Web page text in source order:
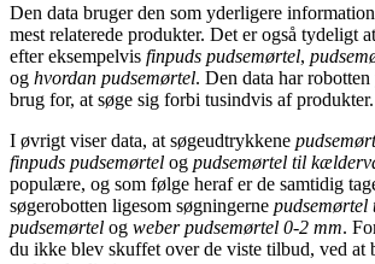
Den data bruger den som yderligere
mest relaterede produkter. Det er også tydeligt
efter eksempelvis finpuds pudsemørtel,
og hvordan pudsemørtel. Den data har
brug for, at søge sig forbi tusindvis af produkter.
I øvrigt viser data, at søgeudtrykkene
finpuds pudsemørtel og pudsemørtel til
populære, og som følge heraf er de samtidig
søgerobotten ligesom søgningerne pudsemørtel
pudsemørtel og weber pudsemørtel 0-2 mm.
du ikke blev skuffet over de viste tilbud, ved at